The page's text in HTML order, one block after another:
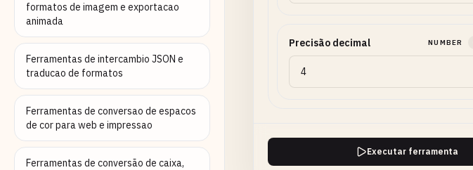
formatos de imagem e exportacao
animada
Ferramentas de intercambio JSON e
traducao de formatos
Ferramentas de conversao de espacos
de cor para web e impressao
Ferramentas de conversão de caixa,
Precisão decimal NUMBER
Executar ferramenta